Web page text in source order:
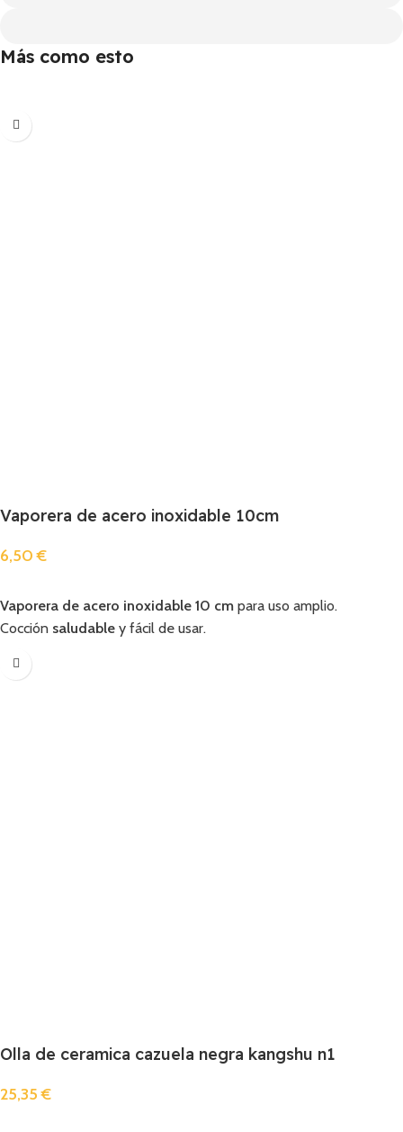
Más como esto
Vaporera de acero inoxidable 10cm
6,50€
Vaporera de acero inoxidable 10 cm para uso amplio.
Cocción saludable y fácil de usar.
Olla de ceramica cazuela negra kangshu n1
25,35€